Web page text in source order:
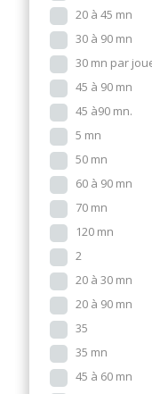
20 à 45 mn
30 à 90 mn
30 mn par
45 à 90 mn
45 à90 mn.
5 mn
50 mn
60 à 90 mn
70 mn
120 mn
2
20 à 30 mn
20 à 90 mn
35
35 mn
45 à 60 mn